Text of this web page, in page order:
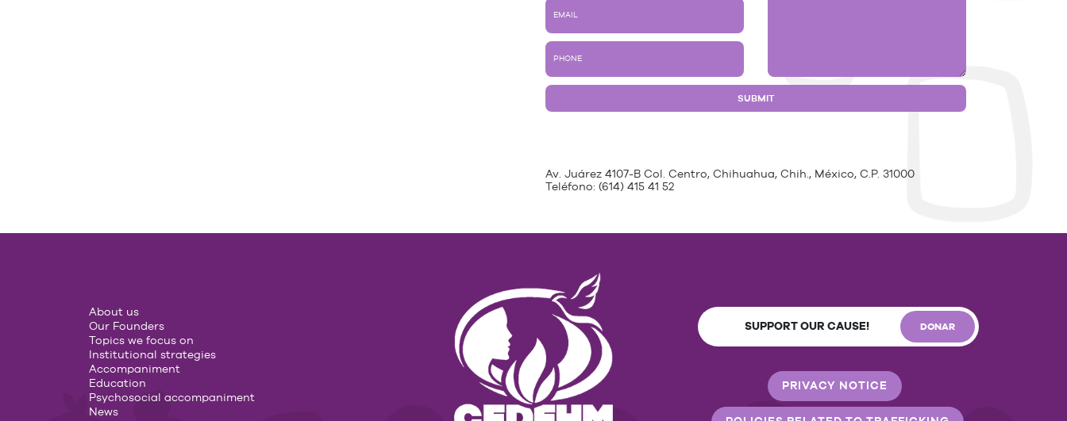
Av. Juárez 4107-B Col. Centro, Chihuahua, Chih., México, C.P. 31000
Teléfono: (614) 415 41 52
About us
Our Founders
Topics we focus on
Institutional strategies
Accompaniment
Education
Psychosocial accompaniment
News
SUPPORT OUR CAUSE! DONAR
PRIVACY NOTICE